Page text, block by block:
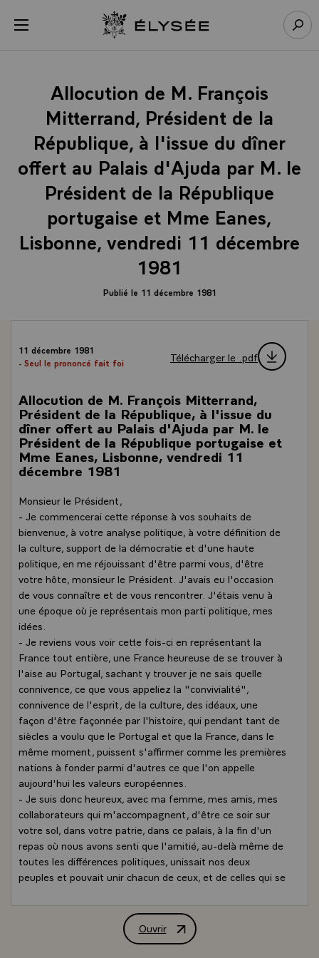
menu Retour à l’accueil Élysée
Allocution de M. François
Mitterrand, Président de la
République, à l'issue du dîner
offert au Palais d'Ajuda par M. le
Président de la République
portugaise et Mme Eanes,
Lisbonne, vendredi 11 décembre
1981
Publié le 11 décembre 1981
11 décembre 1981
- Seul le prononcé fait foi
Télécharger le .pdf
Allocution de M. François Mitterrand,
Président de la République, à l'issue du
dîner offert au Palais d'Ajuda par M. le
Président de la République portugaise et
Mme Eanes, Lisbonne, vendredi 11
décembre 1981
Monsieur le Président,
- Je commencerai cette réponse à vos souhaits de
bienvenue, à votre analyse politique, à votre définition de
la culture, support de la démocratie et d'une haute
politique, en me réjouissant d'être parmi vous, d'être
votre hôte, monsieur le Président. J'avais eu l'occasion
de vous connaître et de vous rencontrer. J'étais venu à
une époque où je représentais mon parti politique, mes
idées.
- Je reviens vous voir cette fois-ci en représentant la
France tout entière, une France heureuse de se trouver à
l'aise au Portugal, sachant y trouver je ne sais quelle
connivence, ce que vous appeliez la "convivialité",
connivence de l'esprit, de la culture, des idéaux, une
façon d'être façonnée par l'histoire, qui pendant tant de
siècles a voulu que le Portugal et que la France, dans le
même moment, puissent s'affirmer comme les premières
nations à fonder parmi d'autres ce que l'on appelle
aujourd'hui les valeurs européennes.
- Je suis donc heureux, avec ma femme, mes amis, mes
collaborateurs qui m'accompagnent, d'être ce soir sur
votre sol, dans votre patrie, dans ce palais, à la fin d'un
repas où nous avons senti que l'amitié, au-delà même de
toutes les différences politiques, unissait nos deux
peuples et pouvait unir chacun de ceux, et de celles qui se
sentiment qu'au-delà de nos personnes et de nos
paroles, nous exprimions quelque chose de plus grand :
Ouvrir
Allocution de M. François Mitterrand,
Panneau de gestion des cookies